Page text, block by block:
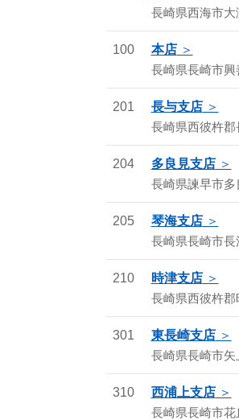
長崎県西海市大
100 本店
長崎県長崎市興
201 長与支店
長崎県西彼杵郡
204 多良見支店
長崎県諫早市多
205 琴海支店
長崎県長崎市長
210 時津支店
長崎県西彼杵郡
301 東長崎支店
長崎県長崎市矢
310 西浦上支店
長崎県長崎市花